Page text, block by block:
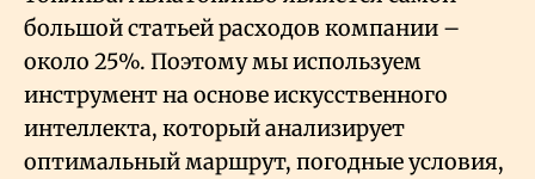
большой статьей расходов компании –
около 25%. Поэтому мы используем
инструмент на основе искусственного
интеллекта, который анализирует
оптимальный маршрут, погодные условия,